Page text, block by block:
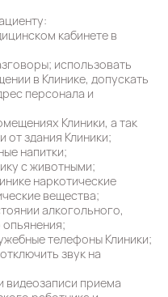
кабинете в
использовать
в Клинике, допускать
персонала и
Клиники, а так
от здания Клиники;
напитки;
с животными;
наркотические
вещества;
алкогольного,
опьянения;
телефоны Клиники;
звук на
видеозаписи приема